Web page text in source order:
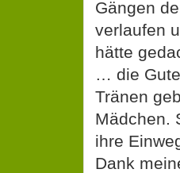
Gängen
verlaufen
hätte
… die
Tränen
Mädchen.
ihre
Dank